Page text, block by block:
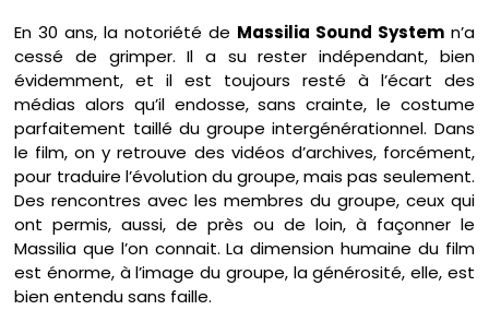
En 30 ans, la notoriété de Massilia Sound Systemn’a
cessé de grimper. Il a su rester indépendant, bien
évidemment, et il est toujours resté à l’écart des
médias alors qu’il endosse, sans crainte, le costume
parfaitement taillé du groupe intergénérationnel. Dans
le film, on y retrouve des vidéos d’archives, forcément,
pour traduire l’évolution du groupe, mais pas seulement.
Des rencontres avec les membres du groupe, ceux qui
ont permis, aussi, de près ou de loin, à façonner le
Massilia que l’on connait. La dimension humaine du film
est énorme, à l’image du groupe, la générosité, elle, est
bien entendu sans faille.